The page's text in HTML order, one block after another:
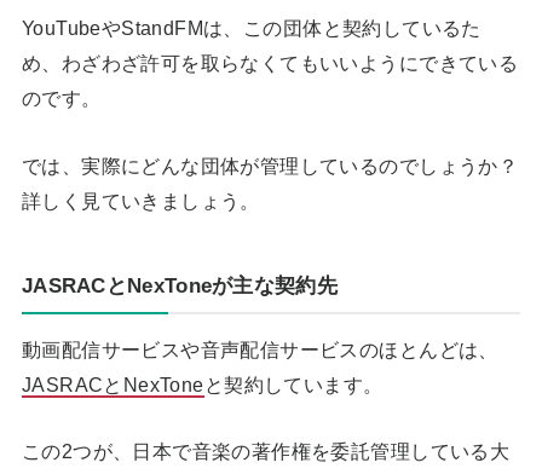
YouTubeやStandFMは、この団体と契約しているた
め、わざわざ許可を取らなくてもいいようにできている
のです。
では、実際にどんな団体が管理しているのでしょうか？
詳しく見ていきましょう。
JASRACとNexToneが主な契約先
動画配信サービスや音声配信サービスのほとんどは、
JASRACとNexToneと契約しています。
この2つが、日本で音楽の著作権を委託管理している大